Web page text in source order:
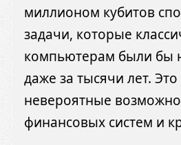
миллионом кубитов
задачи, которые
компьютерам были бы
даже за тысячи лет.
невероятные
финансовых систем и